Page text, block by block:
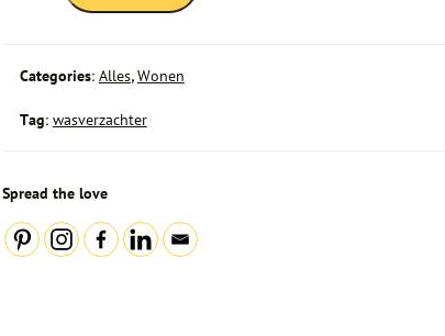
Categories: Alles,Wonen
Tag: wasverzachter
Spread the love